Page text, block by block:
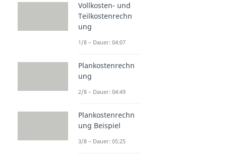
Vollkosten- und
Teilkostenrechn
ung
1/8 – Dauer: 04:07
Plankostenrechn
ung
2/8 – Dauer: 04:49
Plankostenrechn
ung Beispiel
3/8 – Dauer: 05:25